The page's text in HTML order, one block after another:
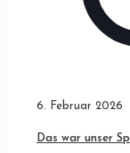
6. Februar 2026
Das war unser